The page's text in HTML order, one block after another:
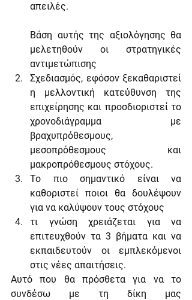
απειλές.
Βάση αυτής της αξιολόγησης θα
μελετηθούν οι στρατηγικές
αντιμετώπισης
Σχεδιασμός, εφόσον ξεκαθαριστεί
η μελλοντική κατεύθυνση της
επιχείρησης και προσδιοριστεί το
χρονοδιάγραμμα με
βραχυπρόθεσμους,
μεσοπρόθεσμους και
μακροπρόθεσμους στόχους.
Το πιο σημαντικό είναι να
καθοριστεί ποιοι θα δουλέψουν
για να καλύψουν τους στόχους
τι γνώση χρειάζεται για να
επιτευχθούν τα 3 βήματα και να
εκπαιδευτούν οι εμπλεκόμενοι
στις νέες απαιτήσεις.
Αυτό που θα πρόσθετα για να το
συνδέσω με τη δίκη μας